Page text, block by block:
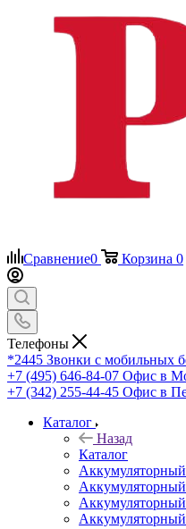
Сравнение0 Корзина 0
Телефоны
*2445 Звонки с мобильных
+7 (495) 646-84-07 Офис в
+7 (342) 255-44-45 Офис в
Каталог
Назад
Каталог